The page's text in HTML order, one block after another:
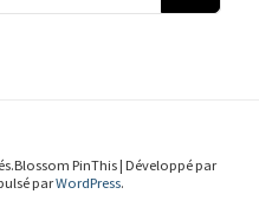
Blossom PinThis | Développé par
parWordPress.